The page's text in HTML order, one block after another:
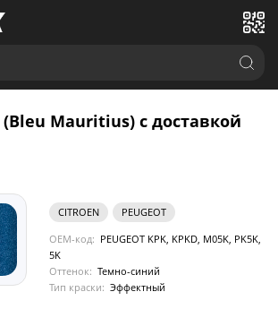
(Bleu Mauritius) с доставкой
CITROEN
PEUGEOT
OEM-код: PEUGEOT KPK, KPKD, M05K, PK5K,
5K
Оттенок: Темно-синий
Тип краски: Эффектный